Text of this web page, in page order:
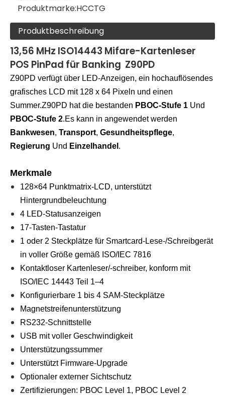
Produktmarke:HCCTG
Produktbeschreibung
13,56 MHz ISO14443 Mifare-Kartenleser
POS PinPad für Banking Z90PD
Z90PD verfügt über LED-Anzeigen, ein hochauflösendes
grafisches LCD mit 128 x 64 Pixeln und einen
Summer.Z90PD hat die bestanden PBOC-Stufe 1 Und
PBOC-Stufe 2.Es kann in angewendet werden
Bankwesen, Transport, Gesundheitspflege,
Regierung Und Einzelhandel .
Merkmale
128×64 Punktmatrix-LCD, unterstützt
Hintergrundbeleuchtung
4 LED-Statusanzeigen
17-Tasten-Tastatur
1 oder 2 Steckplätze für Smartcard-Lese-/Schreibgerät
in voller Größe gemäß ISO/IEC 7816
Kontaktloser Kartenleser/-schreiber, konform mit
ISO/IEC 14443 Teil 1–4
Konfigurierbare 1 bis 4 SAM-Steckplätze
Magnetstreifenunterstützung
RS232-Schnittstelle
USB mit voller Geschwindigkeit
Unterstützungssummer
Unterstützt Firmware-Upgrade
Optionaler externer Sichtschutz
Zertifizierungen: PBOC Level 1, PBOC Level 2